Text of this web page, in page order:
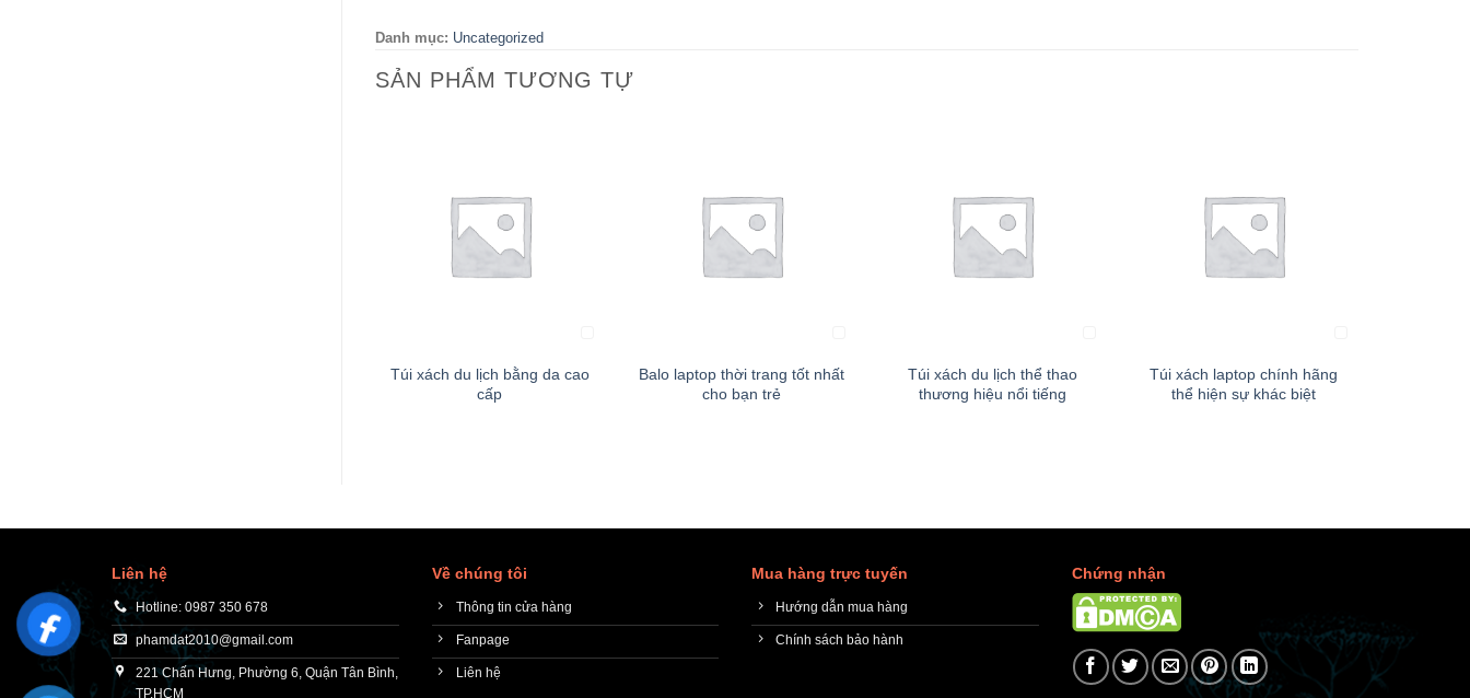
Danh mục: Uncategorized
SẢN PHẨM TƯƠNG TỰ
Túi xách du lịch bằng da cao
cấp
Balo laptop thời trang tốt nhất
cho bạn trẻ
Túi xách du lịch thể thao
thương hiệu nổi tiếng
Túi xách laptop chính hãng
thể hiện sự khác biệt
Liên hệ
Hotline: 0987 350 678
phamdat2010@gmail.com
221 Chấn Hưng, Phường 6, Quận Tân Bình,
TP.HCM
Về chúng tôi
Thông tin cửa hàng
Fanpage
Liên hệ
Mua hàng trực tuyến
Hướng dẫn mua hàng
Chính sách bảo hành
Chứng nhận